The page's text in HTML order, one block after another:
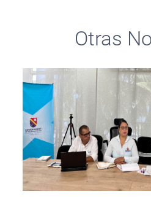
Otras